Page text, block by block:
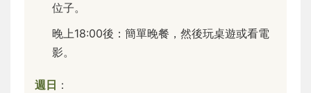
位子。
晚上18:00後：簡單晚餐，然後玩桌遊或看電
影。
週日 ：